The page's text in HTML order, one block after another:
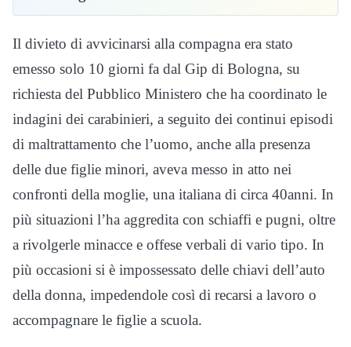
Il divieto di avvicinarsi alla compagna era stato
emesso solo 10 giorni fa dal Gip di Bologna, su
richiesta del Pubblico Ministero che ha coordinato le
indagini dei carabinieri, a seguito dei continui episodi
di maltrattamento che l’uomo, anche alla presenza
delle due figlie minori, aveva messo in atto nei
confronti della moglie, una italiana di circa 40anni. In
più situazioni l’ha aggredita con schiaffi e pugni, oltre
a rivolgerle minacce e offese verbali di vario tipo. In
più occasioni si è impossessato delle chiavi dell’auto
della donna, impedendole così di recarsi a lavoro o
accompagnare le figlie a scuola.